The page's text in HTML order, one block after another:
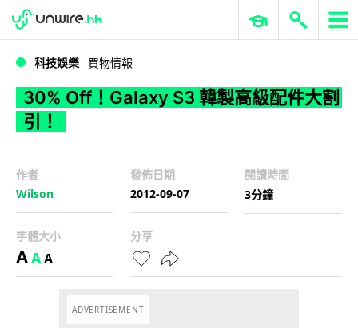
30% Off！Galaxy S3 韓製高級配件大割引！
WWDC 2026 ERP 與商業 AI
科技娛樂 買物情報
30% Off！Galaxy S3 韓製高級配件大割
引！
作者
Wilson
發佈日期
2012-09-07
閱讀時間
3分鐘
字體大小
AAA
分享
ADVERTISEMENT